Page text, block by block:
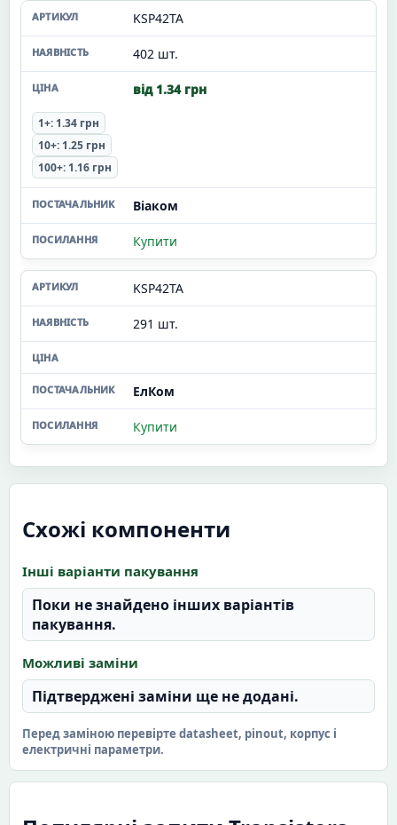
KSP42TA
402 шт.
від 1.34 грн
1+: 1.34 грн
10+: 1.25 грн
100+: 1.16 грн
Віаком
Купити
KSP42TA
291 шт.
ЕлКом
Купити
Схожі компоненти
Інші варіанти пакування
Поки не знайдено інших варіантів
пакування.
Можливі заміни
Підтверджені заміни ще не додані.
Перед заміною перевірте datasheet, pinout, корпус і
електричні параметри.